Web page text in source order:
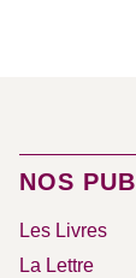
NOS
Les Livres
La Lettre